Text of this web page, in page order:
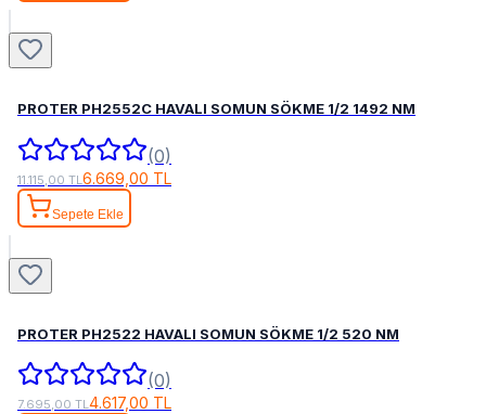
PROTER PH2552C HAVALI SOMUN SÖKME 1/2 1492 NM
(0)
11.115,00 TL 6.669,00 TL
Sepete Ekle
PROTER PH2522 HAVALI SOMUN SÖKME 1/2 520 NM
(0)
7.695,00 TL4.617,00 TL